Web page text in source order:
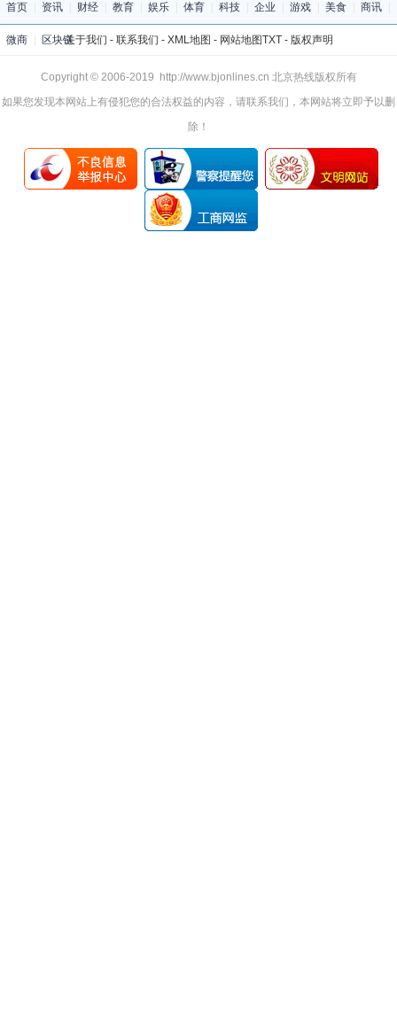
首页 资讯 财经 教育 娱乐 体育 科技 企业 游戏 美食 商讯
微商 区块链关于我们 - 联系我们 - XML地图 - 网站地图TXT- 版权声明
Copyright © 2006-2019 http://www.bjonlines.cn 北京热线版权所有
如果您发现本网站上有侵犯您的合法权益的内容，请联系我们，本网站将立即予以删
除！